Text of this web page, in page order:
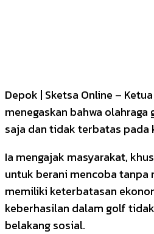
Depok | Sketsa Online –
menegaskan bahwa
saja dan tidak terbatas pada
Ia mengajak masyarakat,
untuk berani mencoba tanpa
memiliki keterbatasan
keberhasilan dalam golf
belakang sosial.